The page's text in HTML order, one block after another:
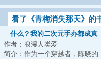
看了《青梅消失那天》的
什么？我的二次元手办都成真
了！
作者：浪漫人类爱
简介：作为一个穿越者，陈晓的